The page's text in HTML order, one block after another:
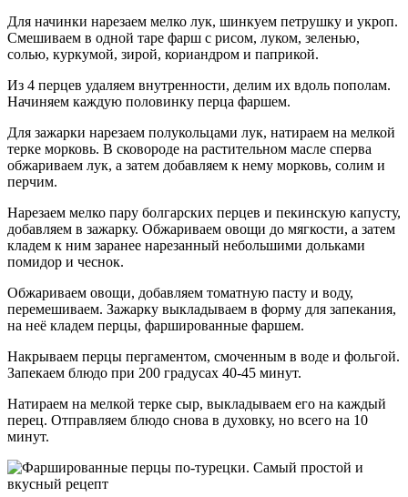
Для начинки нарезаем мелко лук, шинкуем петрушку и укроп.
Смешиваем в одной таре фарш с рисом, луком, зеленью,
солью, куркумой, зирой, кориандром и паприкой.
Из 4 перцев удаляем внутренности, делим их вдоль пополам.
Начиняем каждую половинку перца фаршем.
Для зажарки нарезаем полукольцами лук, натираем на мелкой
терке морковь. В сковороде на растительном масле сперва
обжариваем лук, а затем добавляем к нему морковь, солим и
перчим.
Нарезаем мелко пару болгарских перцев и пекинскую капусту,
добавляем в зажарку. Обжариваем овощи до мягкости, а затем
кладем к ним заранее нарезанный небольшими дольками
помидор и чеснок.
Обжариваем овощи, добавляем томатную пасту и воду,
перемешиваем. Зажарку выкладываем в форму для запекания,
на неё кладем перцы, фаршированные фаршем.
Накрываем перцы пергаментом, смоченным в воде и фольгой.
Запекаем блюдо при 200 градусах 40-45 минут.
Натираем на мелкой терке сыр, выкладываем его на каждый
перец. Отправляем блюдо снова в духовку, но всего на 10
минут.